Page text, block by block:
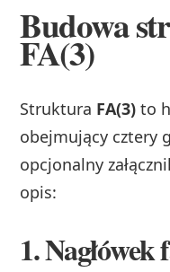
Budowa
FA(3)
Struktura FA(3) to
obejmujący cztery
opcjonalny
opis:
1.